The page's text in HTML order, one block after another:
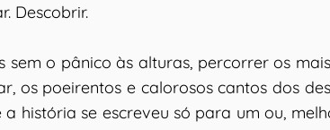
Descobrir.
o pânico às alturas, percorrer os
os poeirentos e calorosos cantos dos
história se escreveu só para um ou,